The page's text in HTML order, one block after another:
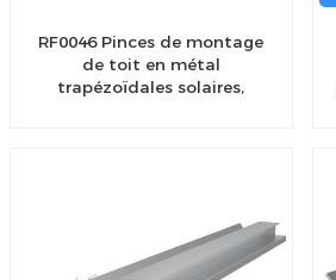
RF0046 Pinces de montage
de toit en métal
trapézoïdales solaires,